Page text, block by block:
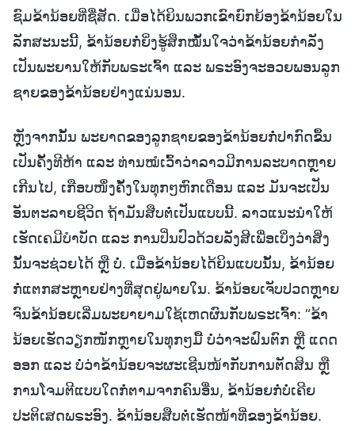
ຊົມຂ້ານ້ອຍທີ່ຊື່ສັດ. ເມື່ອໄດ້ຍິນພວກເຂົາຍົກຍ້ອງຂ້ານ້ອຍໃນ
ລັກສະນະນີ້, ຂ້ານ້ອຍກໍ່ຍິ່ງຮູ້ສຶກໝັ້ນໃຈວ່າຂ້ານ້ອຍກຳລັງ
ເປັນພະຍານໃຫ້ກັບພຣະເຈົ້າ ແລະ ພຣະອົງຈະອວຍພອນລູກ
ຊາຍຂອງຂ້ານ້ອຍຢ່າງແນ່ນອນ.
ຫຼັງຈາກນັ້ນ ພະຍາດຂອງລູກຊາຍຂອງຂ້ານ້ອຍກໍ່ປາກົດຂຶ້ນ
ເປັນຄັ້ງທີຫ້າ ແລະ ທ່ານໝໍເວົ້າວ່າລາວມີການລະບາດຫຼາຍ
ເກີນໄປ, ເກືອບໜຶ່ງຄັ້ງໃນທຸກໆຫົກເດືອນ ແລະ ມັນຈະເປັນ
ອັນຕະລາຍຊີວິດ ຖ້າມັນສືບຕໍ່ເປັນແບບນີ້. ລາວແນະນໍາໃຫ້
ເຮັດເຄມີບຳບັດ ແລະ ການປິ່ນປົວດ້ວຍລັງສີເພື່ອເບິ່ງວ່າສິ່ງ
ນັ້ນຈະຊ່ວຍໄດ້ ຫຼື ບໍ່. ເມື່ອຂ້ານ້ອຍໄດ້ຍິນແບບນັ້ນ, ຂ້ານ້ອຍ
ກໍ່ແຕກສະຫຼາຍຢ່າງທີ່ສຸດຢູ່ພາຍໃນ. ຂ້ານ້ອຍເຈັບປວດຫຼາຍ
ຈົນຂ້ານ້ອຍເລີ່ມພະຍາຍາມໃຊ້ເຫດຜົນກັບພຣະເຈົ້າ: “ຂ້າ
ນ້ອຍເຮັດວຽກໜັກຫຼາຍໃນທຸກໆມື້ ບໍ່ວ່າຈະຝົນຕົກ ຫຼື ແດດ
ອອກ ແລະ ບໍ່ວ່າຂ້ານ້ອຍຈະຜະເຊີນໜ້າກັບການຕັດສິນ ຫຼື
ການໂຈມຕີແບບໃດກໍ່ຕາມຈາກຄົນອື່ນ, ຂ້ານ້ອຍກໍ່ບໍ່ເຄີຍ
ປະຕິເສດພຣະອົງ. ຂ້ານ້ອຍສືບຕໍ່ເຮັດໜ້າທີ່ຂອງຂ້ານ້ອຍ.